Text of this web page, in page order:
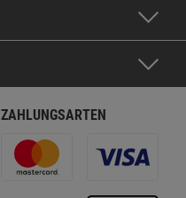
ZAHLUNGSARTEN